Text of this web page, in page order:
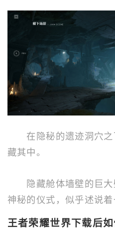
在隐秘的遗迹洞穴之
藏其中。
隐藏舱体墙壁的巨大
神秘的仪式，似乎述说着
王者荣耀世界下载后